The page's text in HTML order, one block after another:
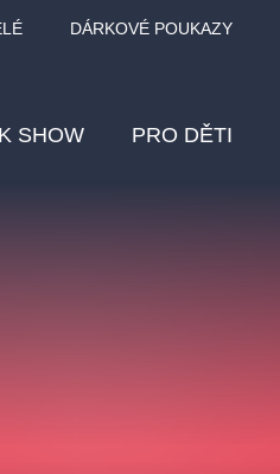
DÁRKOVÉ POUKAZY
SHOW PRO DĚTI